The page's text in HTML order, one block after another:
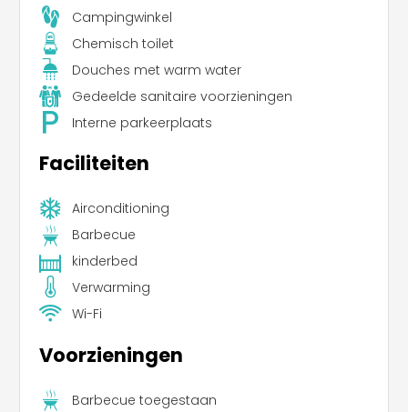
Campingwinkel
Chemisch toilet
Douches met warm water
Gedeelde sanitaire voorzieningen
Interne parkeerplaats
Faciliteiten
Airconditioning
Barbecue
kinderbed
Verwarming
Wi-Fi
Voorzieningen
Barbecue toegestaan